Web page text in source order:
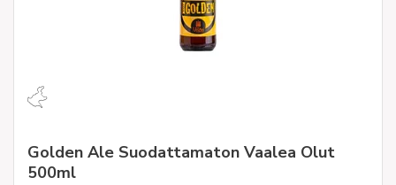
Golden Ale Suodattamaton Vaalea Olut
500ml